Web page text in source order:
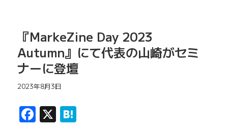
『MarkeZine Day 2023
Autumn』にて代表の山崎がセミ
ナーに登壇
2023年8月3日
Facebook
X Hatena